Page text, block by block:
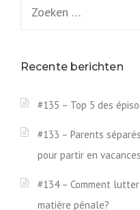
Recente berichten
#135 – Top 5 des
#133 – Parents
pour partir en
#134 – Comment
matière pénale?